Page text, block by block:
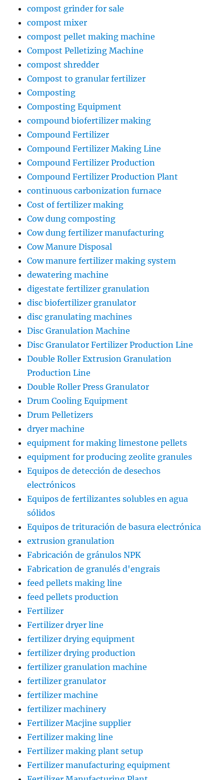
compost grinder for sale
compost mixer
compost pellet making machine
Compost Pelletizing Machine
compost shredder
Compost to granular fertilizer
Composting
Composting Equipment
compound biofertilizer making
Compound Fertilizer
Compound Fertilizer Making Line
Compound Fertilizer Production
Compound Fertilizer Production Plant
continuous carbonization furnace
Cost of fertilizer making
Cow dung composting
Cow dung fertilizer manufacturing
Cow Manure Disposal
Cow manure fertilizer making system
dewatering machine
digestate fertilizer granulation
disc biofertilizer granulator
disc granulating machines
Disc Granulation Machine
Disc Granulator Fertilizer Production Line
Double Roller Extrusion Granulation
Production Line
Double Roller Press Granulator
Drum Cooling Equipment
Drum Pelletizers
dryer machine
equipment for making limestone pellets
equipment for producing zeolite granules
Equipos de detección de desechos
electrónicos
Equipos de fertilizantes solubles en agua
sólidos
Equipos de trituración de basura electrónica
extrusion granulation
Fabricación de gránulos NPK
Fabrication de granulés d'engrais
feed pellets making line
feed pellets production
Fertilizer
Fertilizer dryer line
fertilizer drying equipment
fertilizer drying production
fertilizer granulation machine
fertilizer granulator
fertilizer machine
fertilizer machinery
Fertilizer Macjine supplier
Fertilizer making line
Fertilizer making plant setup
Fertilizer manufacturing equipment